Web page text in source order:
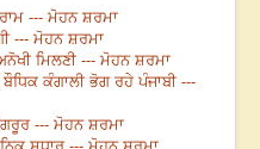
--- ਮੋਹਨ ਸ਼ਰਮਾ
--- ਮੋਹਨ ਸ਼ਰਮਾ
ਮਿਲਣੀ --- ਮੋਹਨ ਸ਼ਰਮਾ
ਕੰਗਾਲੀ ਭੋਗ ਰਹੇ ਪੰਜਾਬੀ ---
--- ਮੋਹਨ ਸ਼ਰਮਾ